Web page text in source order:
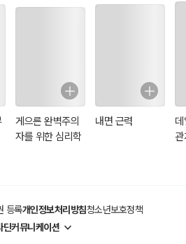
게으른 완벽주의
자를 위한 심리학
내면 근력
등록개인정보처리방침청소년보호정책
딘커뮤니케이션